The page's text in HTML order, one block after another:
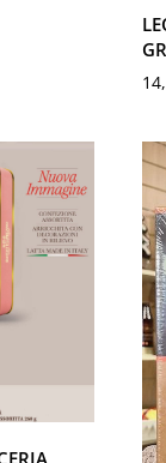
GR